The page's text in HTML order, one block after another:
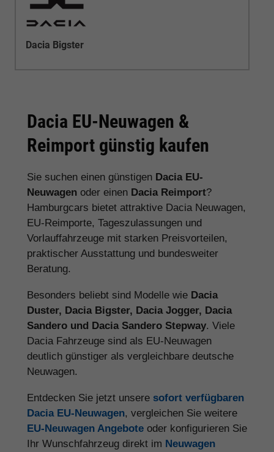
Dacia Bigster
Dacia EU-Neuwagen &
Reimport günstig kaufen
Sie suchen einen günstigen Dacia EU-
Neuwagen oder einen Dacia Reimport?
Hamburgcars bietet attraktive Dacia Neuwagen,
EU-Reimporte, Tageszulassungen und
Vorlauffahrzeuge mit starken Preisvorteilen,
praktischer Ausstattung und bundesweiter
Beratung.
Besonders beliebt sind Modelle wie Dacia
Duster, Dacia Bigster, Dacia Jogger, Dacia
Sandero und Dacia Sandero Stepway. Viele
Dacia Fahrzeuge sind als EU-Neuwagen
deutlich günstiger als vergleichbare deutsche
Neuwagen.
Entdecken Sie jetzt unsere sofort verfügbaren
Dacia EU-Neuwagen, vergleichen Sie weitere
EU-Neuwagen Angebote oder konfigurieren Sie
Ihr Wunschfahrzeug direkt im Neuwagen